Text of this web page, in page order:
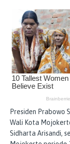
Presiden Prabowo
Wali Kota
Sidharta Arisandi,